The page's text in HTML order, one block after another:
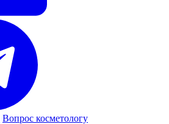
Вопрос косметологу